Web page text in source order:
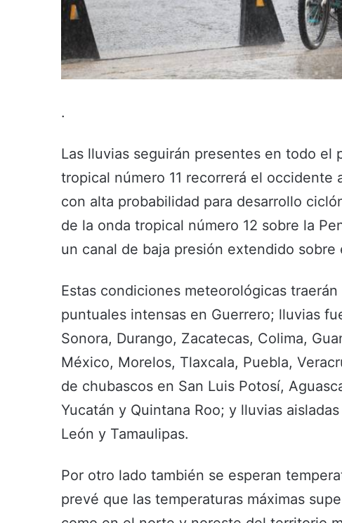
.
Las lluvias seguirán presentes en todo el
tropical número 11 recorrerá el occidente
con alta probabilidad para desarrollo
de la onda tropical número 12 sobre la
un canal de baja presión extendido sobre
Estas condiciones meteorológicas
puntuales intensas en Guerrero; lluvias
Sonora, Durango, Zacatecas, Colima,
México, Morelos, Tlaxcala, Puebla,
de chubascos en San Luis Potosí,
Yucatán y Quintana Roo; y lluvias
León y Tamaulipas.
Por otro lado también se esperan
prevé que las temperaturas máximas